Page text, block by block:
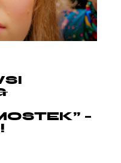
–